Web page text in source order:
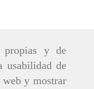
propias y de
usabilidad de
web y mostrar